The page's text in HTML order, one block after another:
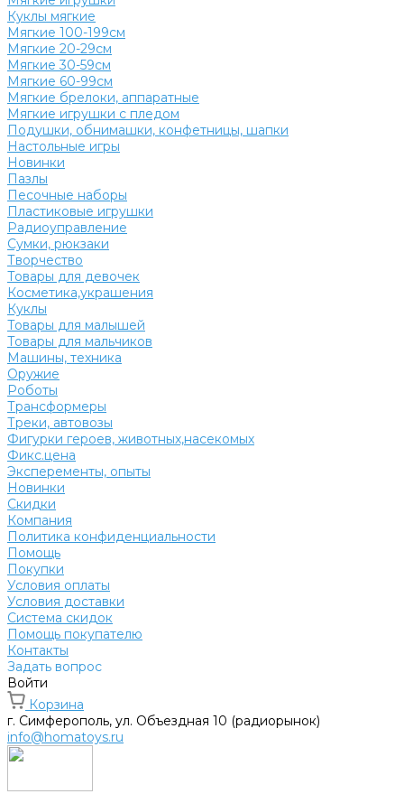
Куклы мягкие
Мягкие 100-199см
Мягкие 20-29см
Мягкие 30-59см
Мягкие 60-99см
Мягкие брелоки, аппаратные
Мягкие игрушки с пледом
Подушки, обнимашки, конфетницы, шапки
Настольные игры
Новинки
Пазлы
Песочные наборы
Пластиковые игрушки
Радиоуправление
Сумки, рюкзаки
Творчество
Товары для девочек
Косметика,украшения
Куклы
Товары для малышей
Товары для мальчиков
Машины, техника
Оружие
Роботы
Трансформеры
Треки, автовозы
Фигурки героев, животных,насекомых
Фикс.цена
Эксперементы, опыты
Новинки
Скидки
Компания
Политика конфиденциальности
Помощь
Покупки
Условия оплаты
Условия доставки
Система скидок
Помощь покупателю
Контакты
Задать вопрос
Войти
Корзина
г. Симферополь, ул. Объездная 10 (радиорынок)
info@homatoys.ru